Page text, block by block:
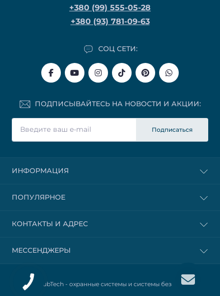
+380 (99) 555-05-28
+380 (93) 781-09-63
СОЦ СЕТИ:
ПОДПИСЫВАЙТЕСЬ НА НОВОСТИ И АКЦИИ:
Подписаться
ИНФОРМАЦИЯ
ПОПУЛЯРНОЕ
КОНТАКТЫ И АДРЕС
МЕССЕНДЖЕРЫ
© 2025 HubTech - охранные системы и системы безопасности